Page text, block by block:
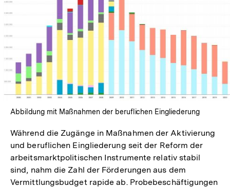
Abbildung mit Maßnahmen der beruflichen Eingliederung
Während die Zugänge in Maßnahmen der Aktivierung
und beruflichen Eingliederung seit der Reform der
arbeitsmarktpolitischen Instrumente relativ stabil
sind, nahm die Zahl der Förderungen aus dem
Vermittlungsbudget rapide ab. Probebeschäftigungen